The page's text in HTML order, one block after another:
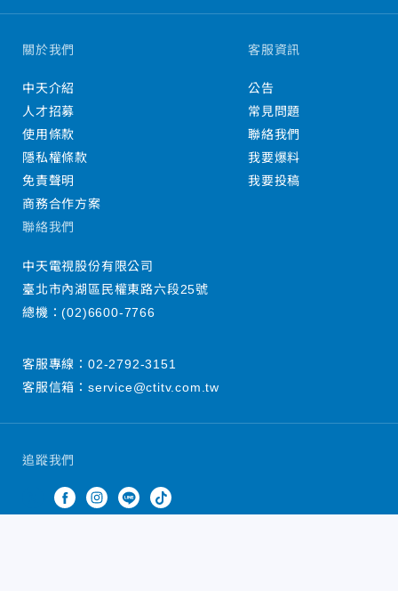
追蹤我們
關於我們
中天介紹
人才招募
使用條款
隱私權條款
免責聲明
商務合作方案
客服資訊
公告
常見問題
聯絡我們
我要爆料
我要投稿
聯絡我們
中天電視股份有限公司
臺北市內湖區民權東路六段25號
總機：(02)6600-7766
客服專線： 02-2792-3151
客服信箱： service@ctitv.com.tw